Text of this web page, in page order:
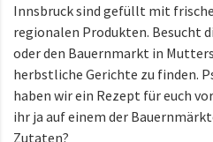
Innsbruck sind gefüllt mit
regionalen Produkten. Besucht
oder den Bauernmarkt in
herbstliche Gerichte zu finden.
haben wir ein Rezept für euch
ihr ja auf einem der
Zutaten?